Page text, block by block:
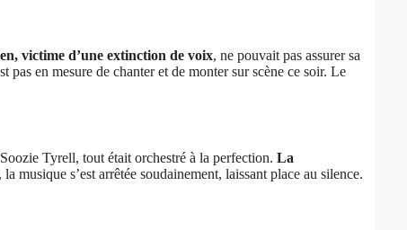
victime d’une extinction de voix, ne pouvait pas assurer sa
en mesure de chanter et de monter sur scène ce soir. Le
Tyrell, tout était orchestré à la perfection. La
musique s’est arrêtée soudainement, laissant place au silence.